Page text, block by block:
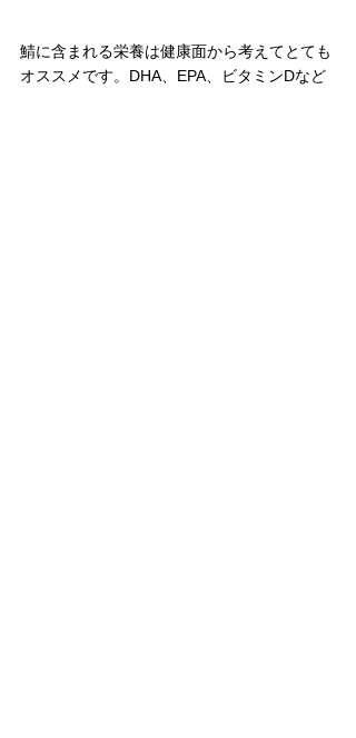
鯖に含まれる栄養は健康面から考えてとても
オススメです。DHA、EPA、ビタミンDなど